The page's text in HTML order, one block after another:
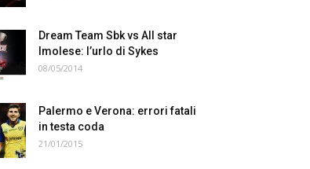
Dream Team Sbk vs All star
Imolese: l’urlo di Sykes
08/05/2014
Palermo e Verona: errori fatali
in testa coda
21/01/2015